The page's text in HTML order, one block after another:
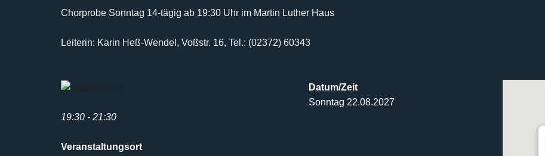
Chorprobe Sonntag 14-tägig ab 19:30 Uhr im Martin Luther Haus
Leiterin: Karin Heß-Wendel, Voßstr. 16, Tel.: (02372) 60343
Datum/Zeit
Sonntag 22.08.2027
19:30 - 21:30
Veranstaltungsort